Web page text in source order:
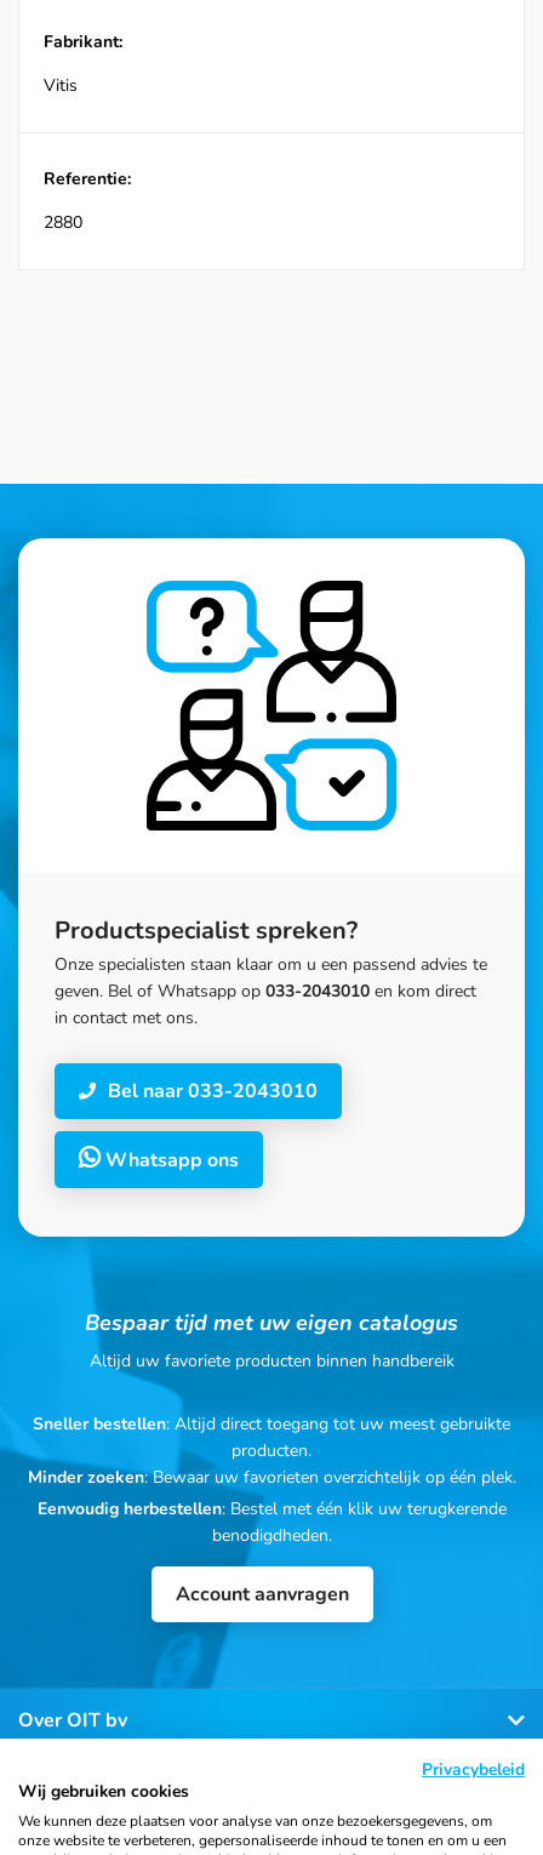
Fabrikant:
Vitis
Referentie:
2880
Productspecialist spreken?
Onze specialisten staan klaar om u een passend advies te
geven. Bel of Whatsapp op 033-2043010 en kom direct
in contact met ons.
Bel naar 033-2043010
Whatsapp ons
Bespaar tijd met uw eigen catalogus
Altijd uw favoriete producten binnen handbereik
Sneller bestellen: Altijd direct toegang tot uw meest gebruikte
producten.
Minder zoeken: Bewaar uw favorieten overzichtelijk op één plek.
Eenvoudig herbestellen: Bestel met één klik uw terugkerende
benodigdheden.
Account aanvragen
Over OIT bv
Klantenservice
Privacybeleid
Wij gebruiken cookies
We kunnen deze plaatsen voor analyse van onze bezoekersgegevens, om
onze website te verbeteren, gepersonaliseerde inhoud te tonen en om u een